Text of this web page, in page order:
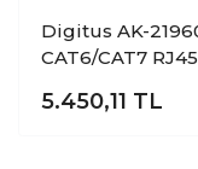
Digitus AK-
CAT6/CAT7 RJ45
Kılavuzlu
5.450,11 TL